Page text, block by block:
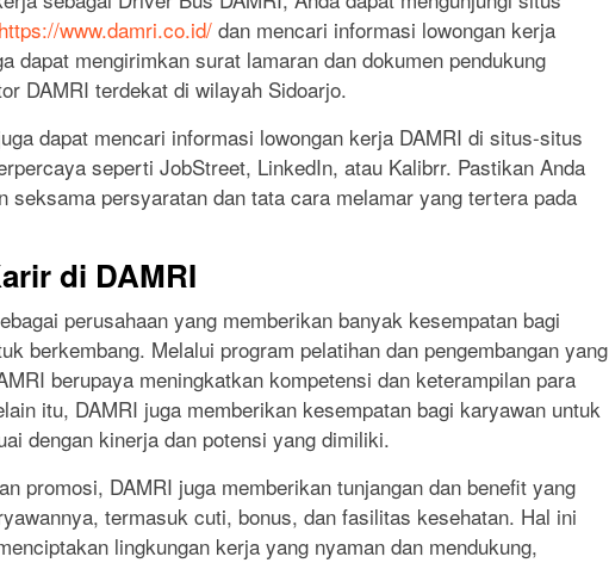
https://www.damri.co.id/ dan mencari informasi lowongan kerja
dapat mengirimkan surat lamaran dan dokumen pendukung
DAMRI terdekat di wilayah Sidoarjo.
dapat mencari informasi lowongan kerja DAMRI di situs-situs
seperti JobStreet, LinkedIn, atau Kalibrr. Pastikan Anda
seksama persyaratan dan tata cara melamar yang tertera pada
di DAMRI
perusahaan yang memberikan banyak kesempatan bagi
berkembang. Melalui program pelatihan dan pengembangan yang
berupaya meningkatkan kompetensi dan keterampilan para
itu, DAMRI juga memberikan kesempatan bagi karyawan untuk
dengan kinerja dan potensi yang dimiliki.
promosi, DAMRI juga memberikan tunjangan dan benefit yang
termasuk cuti, bonus, dan fasilitas kesehatan. Hal ini
lingkungan kerja yang nyaman dan mendukung,